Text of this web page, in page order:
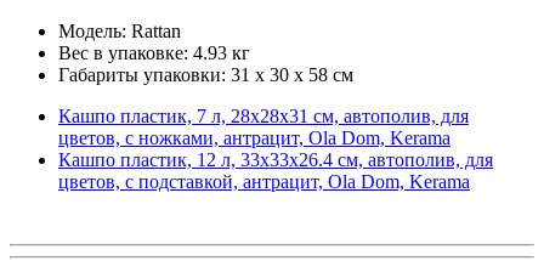
Модель: Rattan
Вес в упаковке: 4.93 кг
Габариты упаковки: 31 x 30 x 58 см
Кашпо пластик, 7 л, 28х28х31 см, автополив, для
цветов, с ножками, антрацит, Ola Dom, Kerama
Кашпо пластик, 12 л, 33х33х26.4 см, автополив, для
цветов, с подставкой, антрацит, Ola Dom, Kerama